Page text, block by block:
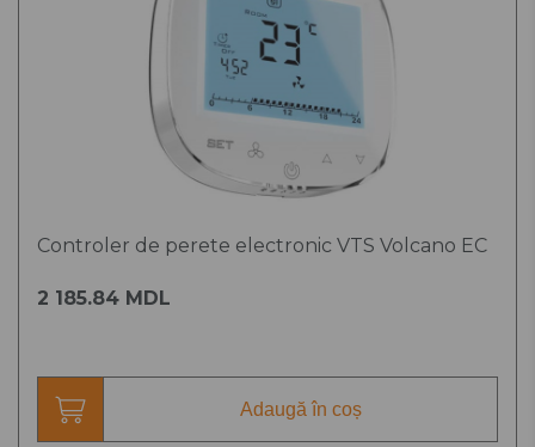
Controler de perete electronic VTS Volcano EC
2 185.84 MDL
Adaugă în coș